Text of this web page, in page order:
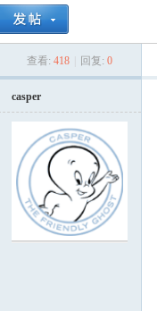
› ›
查看: 418 回复: 0
casper